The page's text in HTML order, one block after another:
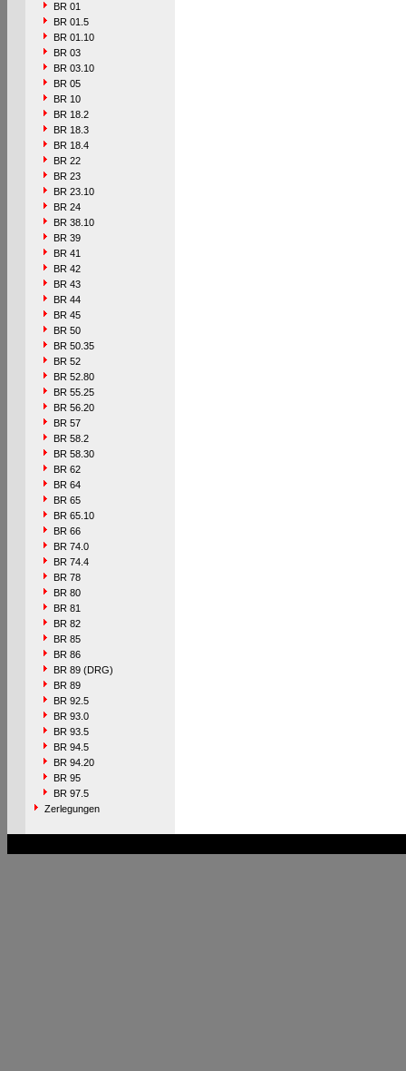
BR 01
BR 01.5
BR 01.10
BR 03
BR 03.10
BR 05
BR 10
BR 18.2
BR 18.3
BR 18.4
BR 22
BR 23
BR 23.10
BR 24
BR 38.10
BR 39
BR 41
BR 42
BR 43
BR 44
BR 45
BR 50
BR 50.35
BR 52
BR 52.80
BR 55.25
BR 56.20
BR 57
BR 58.2
BR 58.30
BR 62
BR 64
BR 65
BR 65.10
BR 66
BR 74.0
BR 74.4
BR 78
BR 80
BR 81
BR 82
BR 85
BR 86
BR 89 (DRG)
BR 89
BR 92.5
BR 93.0
BR 93.5
BR 94.5
BR 94.20
BR 95
BR 97.5
Zerlegungen